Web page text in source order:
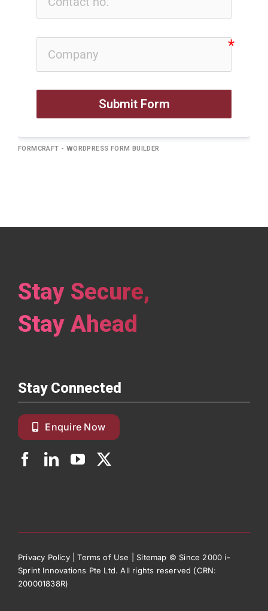
Submit Form
FORMCRAFT - WORDPRESS FORM BUILDER
Stay Secure,
Stay Ahead
Stay Connected
Enquire Now
Privacy Policy|Terms of Use Sitemap © Since 2000 i-
Sprint Innovations Pte Ltd. All rights reserved (CRN:
200001838R)